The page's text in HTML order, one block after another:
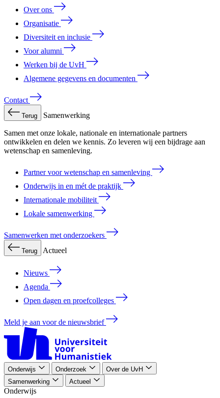
Over ons
Organisatie
Diversiteit en inclusie
Voor alumni
Werken bij de UvH
Algemene gegevens en documenten
Contact
Terug Samenwerking
Samen met onze lokale, nationale en internationale partners
ontwikkelen en delen we kennis. Zo leveren wij een bijdrage aan
wetenschap en samenleving.
Partner voor wetenschap en samenleving
Onderwijs in en mét de praktijk
Internationale mobiliteit
Lokale samenwerking
Samenwerken met onderzoekers
Terug Actueel
Nieuws
Agenda
Open dagen en proefcolleges
Meld je aan voor de nieuwsbrief
Onderwijs Onderzoek
Over de UvH
Samenwerking
Actueel
Onderwijs